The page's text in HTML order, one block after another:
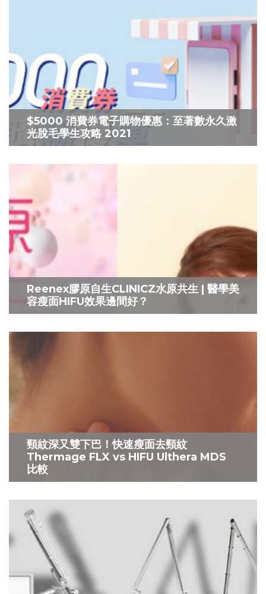
$5000 消費券電子購物優惠：至著數永久激
光脫毛學生攻略 2021
Reenex膠原自生CLINICZ水原共生 | 醫學美
容瘦面HIFU效果邊間好？
頸紋深又雙下巴！快速瘦面去頸紋
Thermage FLX vs HIFU Ulthera MDS
比較